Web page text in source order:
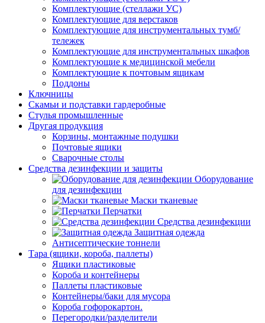
Комплектующие (стеллажи УС)
Комплектующие для верстаков
Комплектующие для инструментальных тумб/
тележек
Комплектующие для инструментальных шкафов
Комплектующие к медицинской мебели
Комплектующие к почтовым ящикам
Поддоны
Ключницы
Скамьи и подставки гардеробные
Стулья промышленные
Другая продукция
Корзины, монтажные подушки
Почтовые ящики
Сварочные столы
Средства дезинфекции и защиты
Оборудование
для дезинфекции
Маски тканевые
Перчатки
Средства дезинфекции
Защитная одежда
Антисептические тоннели
Тара (ящики, короба, паллеты)
Ящики пластиковые
Короба и контейнеры
Паллеты пластиковые
Контейнеры/баки для мусора
Короба гофорокартон.
Перегородки/разделители